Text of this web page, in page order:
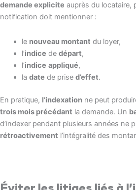
demande explicite auprès du locataire,
notification doit mentionner :
le nouveau montant du loyer,
l’indice de départ,
l’indice appliqué,
la date de prise d’effet.
En pratique, l’indexation ne peut
trois mois précédant la demande. Un
d’indexer pendant plusieurs années ne
rétroactivement l’intégralité des